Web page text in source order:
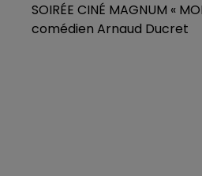
SOIRÉE CINÉ MAGNUM «
comédien Arnaud Ducret